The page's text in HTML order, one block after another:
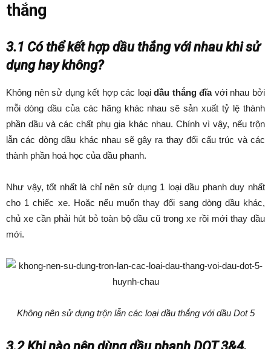
thắng
3.1 Có thể kết hợp dầu thắng với nhau khi sử
dụng hay không?
Không nên sử dụng kết hợp các loạidầu thắng đĩavới nhau bởi
mỗi dòng dầu của các hãng khác nhau sẽ sản xuất tỷ lệ thành
phần dầu và các chất phụ gia khác nhau. Chính vì vậy, nếu trộn
lẫn các dòng dầu khác nhau sẽ gây ra thay đổi cấu trúc và các
thành phần hoá học của dầu phanh.
Như vậy, tốt nhất là chỉ nên sử dụng 1 loại dầu phanh duy nhất
cho 1 chiếc xe. Hoặc nếu muốn thay đổi sang dòng dầu khác,
chủ xe cần phải hút bỏ toàn bộ dầu cũ trong xe rồi mới thay dầu
mới.
Không nên sử dụng trộn lẫn các loại dầu thắng với dầu Dot 5